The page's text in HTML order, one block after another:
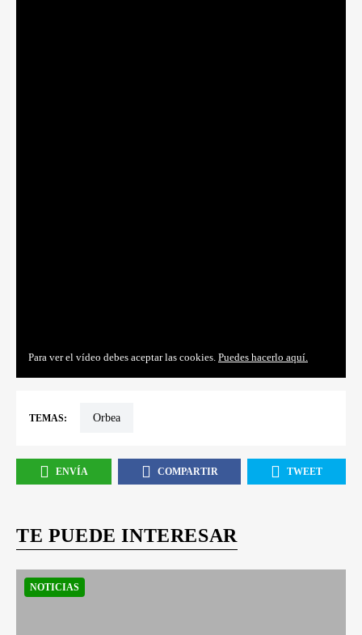
Para ver el vídeo debes aceptar las cookies. Puedes hacerlo aquí.
TEMAS: Orbea
ENVÍA COMPARTIR TWEET
TE PUEDE INTERESAR
NOTICIAS